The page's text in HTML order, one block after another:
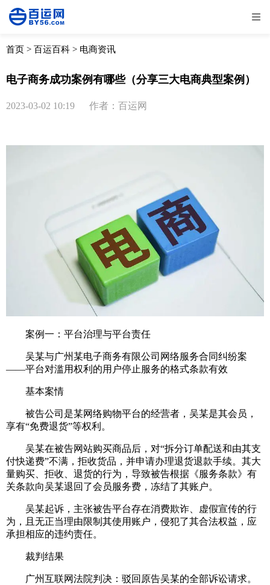
全部 物流资讯
取消
首页 > 百运百科 > 电商资讯
电子商务成功案例有哪些（分享三大电商典型案例）
2023-03-02 10:19 作者：百运网
案例一：平台治理与平台责任
吴某与广州某电子商务有限公司网络服务合同纠纷案
——平台对滥用权利的用户停止服务的格式条款有效
基本案情
被告公司是某网络购物平台的经营者，吴某是其会员，
享有“免费退货”等权利。
吴某在被告网站购买商品后，对“拆分订单配送和由其支
付快递费”不满，拒收货品，并申请办理退货退款手续。其大
量购买、拒收、退货的行为，导致被告根据《服务条款》有
关条款向吴某退回了会员服务费，冻结了其账户。
吴某起诉，主张被告平台存在消费欺诈、虚假宣传的行
为，且无正当理由限制其使用账户，侵犯了其合法权益，应
承担相应的违约责任。
裁判结果
广州互联网法院判决：驳回原告吴某的全部诉讼请求。